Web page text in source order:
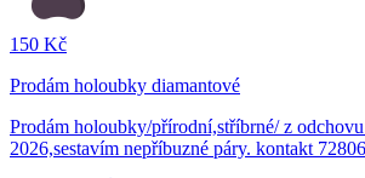
150 Kč
Prodám holoubky diamantové
Prodám holoubky/přírodní,stříbrné/ z
2026,sestavím nepříbuzné páry. kontakt